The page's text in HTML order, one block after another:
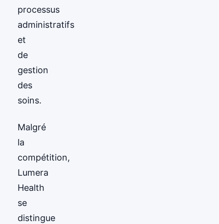
processus
administratifs
et
de
gestion
des
soins.
Malgré
la
compétition,
Lumera
Health
se
distingue